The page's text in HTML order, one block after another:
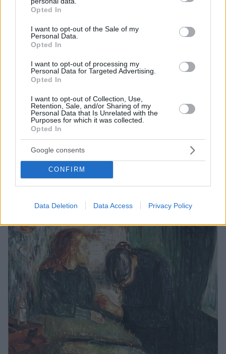
grant or deny consent to Google and its third-party tags to
use your data for below specified purposes in below Google
consent section.
Opted In
I want to opt-out of the Sale of my
Personal Data.
Opted In
I want to opt-out of processing my
Personal Data for Targeted Advertising.
Opted In
I want to opt-out of Collection, Use,
Retention, Sale, and/or Sharing of my
Personal Data that Is Unrelated with the
Purposes for which it was collected.
Opted In
Google consents
CONFIRM
Data Deletion Data Access Privacy Policy
σύμβολο της εύθραυστης ομορφιάς. Για
τρόμο και πόνο. Η ασθένεια σχετίζεται με τους
βρυκόλακες, γεννώντας
που απομυζούν τους ζωντανούς και έργα όπως
η νουβέλα «Ο Βρυκόλακας» - ή «Το βαμπίρ»-
Τζον Γουίλιαμ Πολιντόριπου.
Έντβαρτ Μουν
άρρωστο παιδί»(1885-1886) τον πόνο για την
απώλεια της αδελφής του Σόφι, που πέθανε
από φυματίωση σε ηλικία 15 ετών.